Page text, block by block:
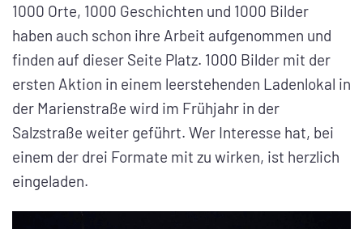
1000 Orte, 1000 Geschichten und 1000 Bilder
haben auch schon ihre Arbeit aufgenommen und
finden auf dieser Seite Platz. 1000 Bilder mit der
ersten Aktion in einem leerstehenden Ladenlokal in
der Marienstraße wird im Frühjahr in der
Salzstraße weiter geführt. Wer Interesse hat, bei
einem der drei Formate mit zu wirken, ist herzlich
eingeladen.